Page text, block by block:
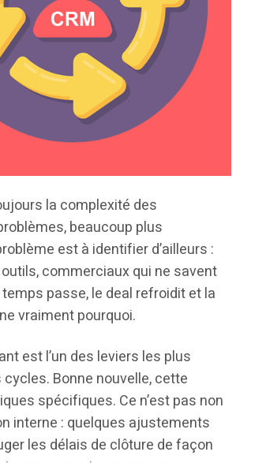
la complexité des
beaucoup plus
est à identifier d’ailleurs :
commerciaux qui ne savent
passe, le deal refroidit et la
vraiment pourquoi.
est l’un des leviers les plus
Bonne nouvelle, cette
spécifiques. Ce n’est pas non
interne : quelques ajustements
les délais de clôture de façon